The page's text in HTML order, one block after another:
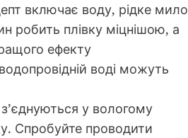
включає воду, рідке мило
робить плівку міцнішою, а
ефекту
воді можуть
у вологому
Спробуйте проводити